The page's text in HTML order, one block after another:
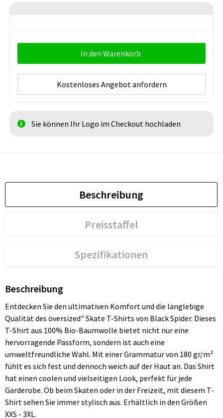
In den Warenkorb
Kostenloses Angebot anfordern
Sie können Ihr Logo im Checkout hochladen
Beschreibung
Preisstaffel
Spezifikationen
Beschreibung
Entdecken Sie den ultimativen Komfort und die langlebige
Qualität des översized" Skate T-Shirts von Black Spider. Dieses
T-Shirt aus 100% Bio-Baumwolle bietet nicht nur eine
hervorragende Passform, sondern ist auch eine
umweltfreundliche Wahl. Mit einer Grammatur von 180 gr/m²
fühlt es sich fest und dennoch weich auf der Haut an. Das Shirt
hat einen coolen und vielseitigen Look, perfekt für jede
Garderobe. Ob beim Skaten oder in der Freizeit, mit diesem T-
Shirt sehen Sie immer stylisch aus. Erhältlich in den Größen
XXS - 3XL.